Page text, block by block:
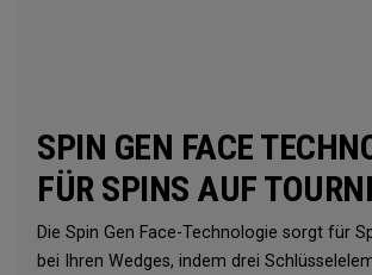
SPIN GEN FACE
FÜR SPINS AUF
Die Spin Gen Face-Technologie sorgt für
bei Ihren Wedges, indem drei